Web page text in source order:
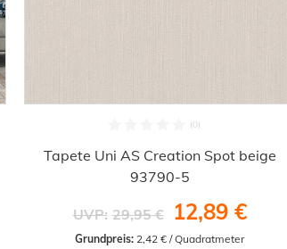
Tapete Uni AS Creation Spot beige
93790-5
UVP: 29,95 € 12,89 €
Grundpreis: 2,42 € / Quadratmeter